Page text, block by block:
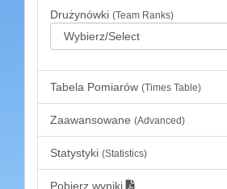
Drużynówki (Team Ranks)
Tabela Pomiarów (Times Table)
Zaawansowane (Advanced)
Statystyki (Statistics)
Pobierz wyniki